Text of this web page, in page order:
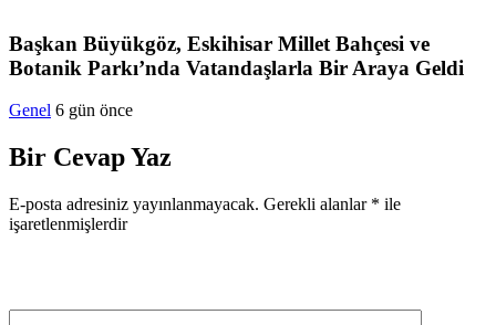
Başkan Büyükgöz, Eskihisar Millet Bahçesi ve
Botanik Parkı’nda Vatandaşlarla Bir Araya Geldi
Genel 6 gün önce
Bir Cevap Yaz
E-posta adresiniz yayınlanmayacak. Gerekli alanlar * ile
işaretlenmişlerdir